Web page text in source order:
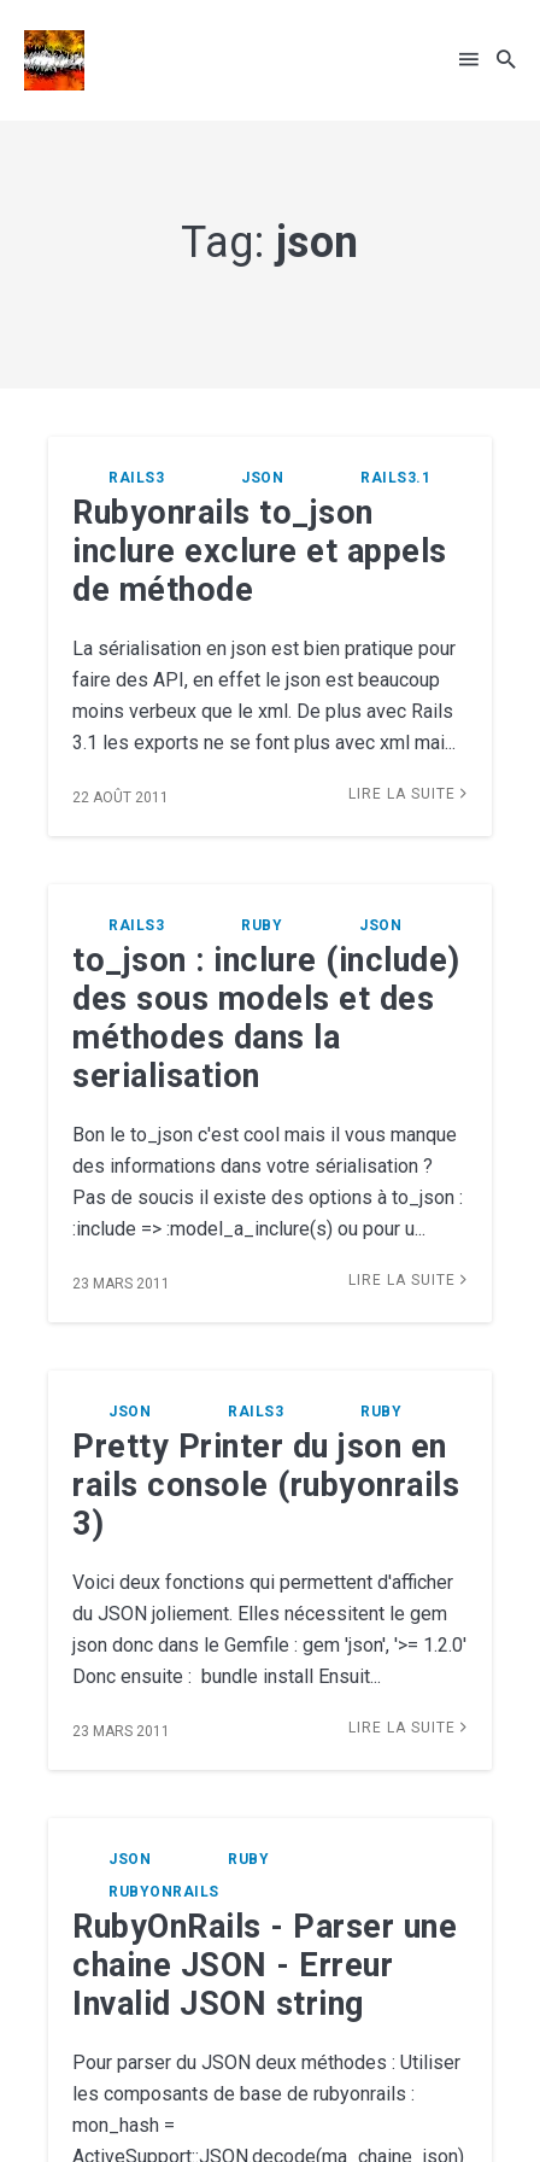
Tag: json
RAILS3 JSON RAILS3.1
Rubyonrails to_json
inclure exclure et appels
de méthode
La sérialisation en json est bien pratique pour
faire des API, en effet le json est beaucoup
moins verbeux que le xml. De plus avec Rails
3.1 les exports ne se font plus avec xml mai...
22 AOÛT 2011 LIRE LA SUITE
RAILS3 RUBY JSON
to_json : inclure (include)
des sous models et des
méthodes dans la
serialisation
Bon le to_json c'est cool mais il vous manque
des informations dans votre sérialisation ?
Pas de soucis il existe des options à to_json :
:include => :model_a_inclure(s) ou pour u...
23 MARS 2011 LIRE LA SUITE
JSON RAILS3 RUBY
Pretty Printer du json en
rails console (rubyonrails
3)
Voici deux fonctions qui permettent d'afficher
du JSON joliement. Elles nécessitent le gem
json donc dans le Gemfile : gem 'json', '>= 1.2.0'
Donc ensuite : bundle install Ensuit...
23 MARS 2011 LIRE LA SUITE
JSON
RUBY
RUBYONRAILS
RubyOnRails - Parser une
chaine JSON - Erreur
Invalid JSON string
Pour parser du JSON deux méthodes : Utiliser
les composants de base de rubyonrails :
mon_hash =
ActiveSupport::JSON.decode(ma_chaine_json)
... sinon recherche par tags